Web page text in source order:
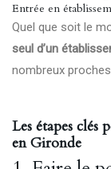
Entrée en
Quel que soit le
seul d’un
nombreux
Les étapes clés
en Gironde